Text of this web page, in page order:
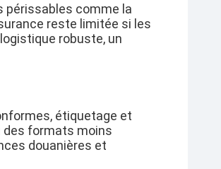
périssables comme la
reste limitée si les
robuste, un
étiquetage et
des formats moins
douanières et